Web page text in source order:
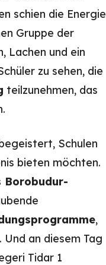
schien die Energie
Gruppe der
Lachen und ein
zu sehen, die
teilzunehmen, das
Schulen
bieten möchten.
Borobudur-
,
an diesem Tag
Tidar 1